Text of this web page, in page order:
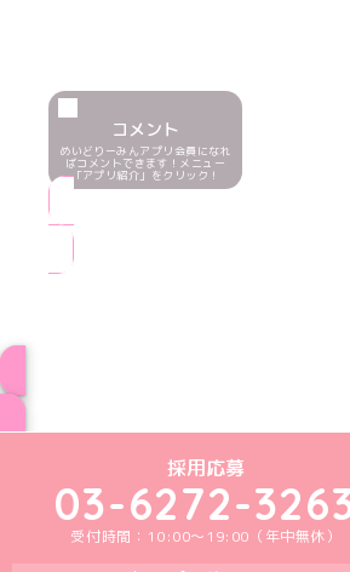
コメント
めいどりーみんアプリ会員になれ
ばコメントできます！メニュー
「アプリ紹介」をクリック！
めいど
め
採用応募
03-6272-
受付時間：10:00～19:00（年中無休）